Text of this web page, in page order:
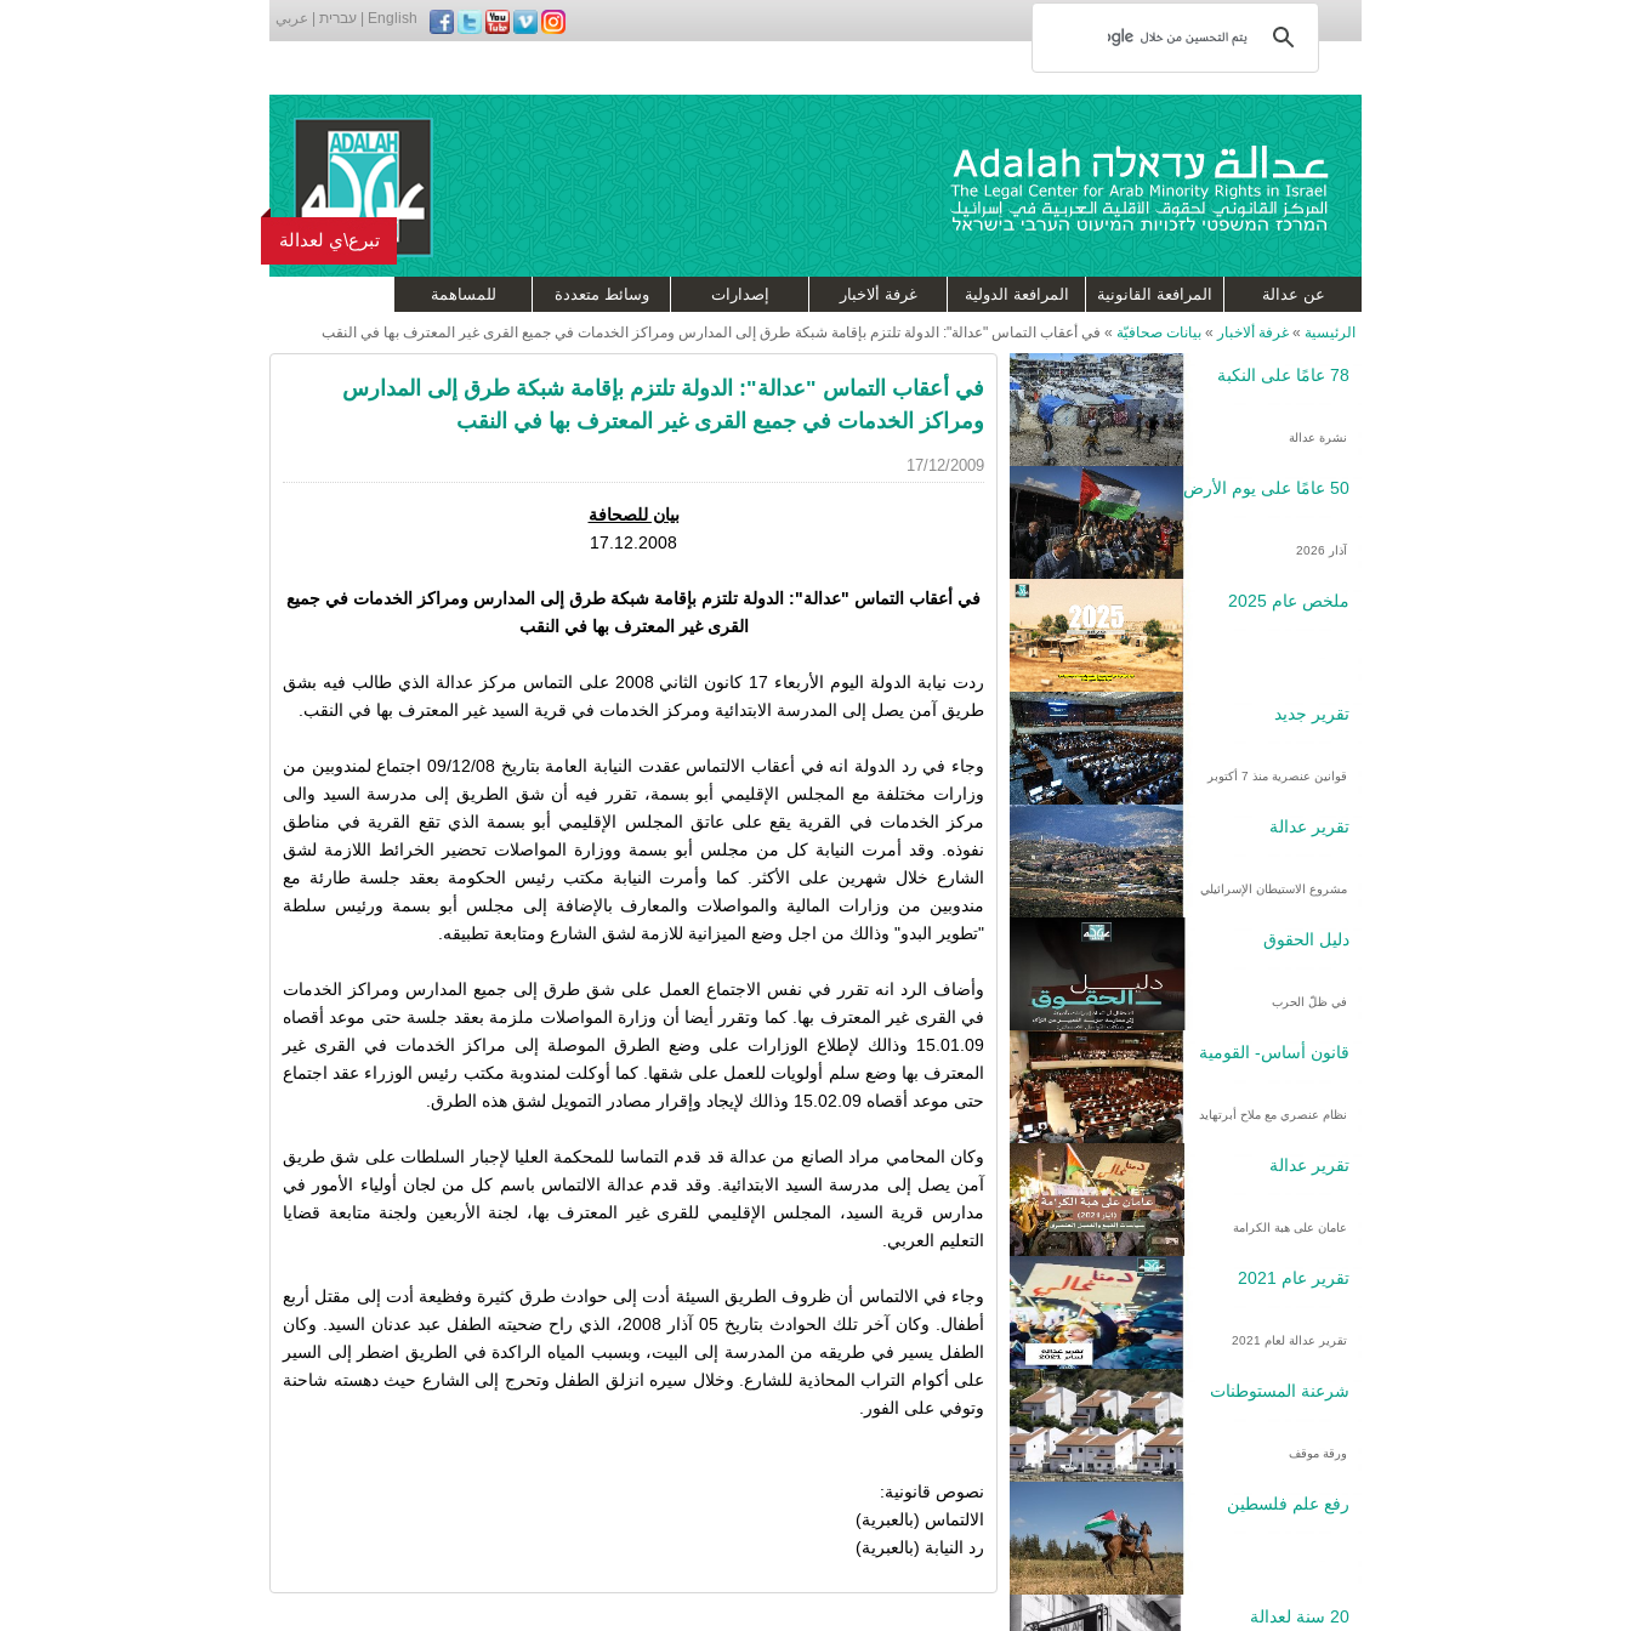
English עברית عربي
عن عدالة المرافعة القانونية المرافعة الدولية غرفة ألاخبار إصدارات وسائط متعددة للمساهمة
تبرع\ي لعدالة
الرئيسية » غرفة ألاخبار » بيانات صحافيّة » في أعقاب التماس "عدالة": الدولة تلتزم بإقامة شبكة طرق إلى المدارس ومراكز الخدمات في جميع القرى غير المعترف بها في النقب
78 عامًا على النكبة
نشرة عدالة
50 عامًا على يوم الأرض
آذار 2026
ملخص عام 2025
تقرير جديد
قوانين عنصرية منذ 7 أكتوبر
تقرير عدالة
مشروع الاستيطان الإسرائيلي
دليل الحقوق
في ظلّ الحرب
قانون أساس- القومية
نظام عنصري مع ملاح أبرتهايد
تقرير عدالة
عامان على هبة الكرامة
تقرير عام 2021
تقرير عدالة لعام 2021
شرعنة المستوطنات
ورقة موقف
رفع علم فلسطين
20 سنة لعدالة
في أعقاب التماس "عدالة": الدولة تلتزم بإقامة شبكة طرق إلى المدارس
ومراكز الخدمات في جميع القرى غير المعترف بها في النقب
17/12/2009
بيان للصحافة
17.12.2008
في أعقاب التماس "عدالة": الدولة تلتزم بإقامة شبكة طرق إلى المدارس ومراكز الخدمات في جميع
القرى غير المعترف بها في النقب
ردت نيابة الدولة اليوم الأربعاء 17 كانون الثاني 2008 على التماس مركز عدالة الذي طالب فيه بشق
طريق آمن يصل إلى المدرسة الابتدائية ومركز الخدمات في قرية السيد غير المعترف بها في النقب.
وجاء في رد الدولة انه في أعقاب الالتماس عقدت النيابة العامة بتاريخ 09/12/08 اجتماع لمندوبين من
وزارات مختلفة مع المجلس الإقليمي أبو بسمة، تقرر فيه أن شق الطريق إلى مدرسة السيد والى
مركز الخدمات في القرية يقع على عاتق المجلس الإقليمي أبو بسمة الذي تقع القرية في مناطق
نفوذه. وقد أمرت النيابة كل من مجلس أبو بسمة ووزارة المواصلات تحضير الخرائط اللازمة لشق
الشارع خلال شهرين على الأكثر. كما وأمرت النيابة مكتب رئيس الحكومة بعقد جلسة طارئة مع
مندوبين من وزارات المالية والمواصلات والمعارف بالإضافة إلى مجلس أبو بسمة ورئيس سلطة
"تطوير البدو" وذالك من اجل وضع الميزانية للازمة لشق الشارع ومتابعة تطبيقه.
وأضاف الرد انه تقرر في نفس الاجتماع العمل على شق طرق إلى جميع المدارس ومراكز الخدمات
في القرى غير المعترف بها. كما وتقرر أيضا أن وزارة المواصلات ملزمة بعقد جلسة حتى موعد أقصاه
15.01.09 وذالك لإطلاع الوزارات على وضع الطرق الموصلة إلى مراكز الخدمات في القرى غير
المعترف بها وضع سلم أولويات للعمل على شقها. كما أوكلت لمندوبة مكتب رئيس الوزراء عقد اجتماع
حتى موعد أقصاه 15.02.09 وذالك لإيجاد وإقرار مصادر التمويل لشق هذه الطرق.
وكان المحامي مراد الصانع من عدالة قد قدم التماسا للمحكمة العليا لإجبار السلطات على شق طريق
آمن يصل إلى مدرسة السيد الابتدائية. وقد قدم عدالة الالتماس باسم كل من لجان أولياء الأمور في
مدارس قرية السيد، المجلس الإقليمي للقرى غير المعترف بها، لجنة الأربعين ولجنة متابعة قضايا
التعليم العربي.
وجاء في الالتماس أن ظروف الطريق السيئة أدت إلى حوادث طرق كثيرة وفظيعة أدت إلى مقتل أربع
أطفال. وكان آخر تلك الحوادث بتاريخ 05 آذار 2008، الذي راح ضحيته الطفل عبد عدنان السيد. وكان
الطفل يسير في طريقه من المدرسة إلى البيت، وبسبب المياه الراكدة في الطريق اضطر إلى السير
على أكوام التراب المحاذية للشارع. وخلال سيره انزلق الطفل وتحرج إلى الشارع حيث دهسته شاحنة
وتوفي على الفور.
نصوص قانونية:
الالتماس (بالعبرية)
رد النيابة (بالعبرية)